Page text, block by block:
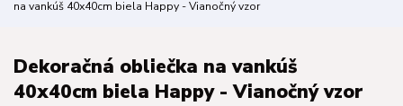
na vankúš 40x40cm biela Happy - Vianočný vzor
Dekoračná obliečka na vankúš
40x40cm biela Happy - Vianočný vzor